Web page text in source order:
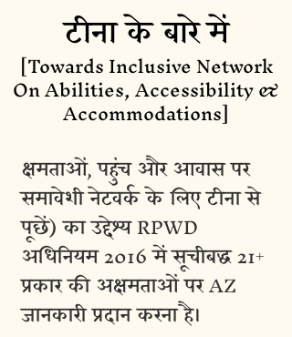
टीना के बारे में
[Towards Inclusive Network
On Abilities, Accessibility &
Accommodations]
क्षमताओं, पहुंच और आवास पर
समावेशी नेटवर्क के लिए टीना से
पूछें) का उद्देश्य RPWD
अधिनियम 2016 में सूचीबद्ध 21+
प्रकार की अक्षमताओं पर AZ
जानकारी प्रदान करना है।